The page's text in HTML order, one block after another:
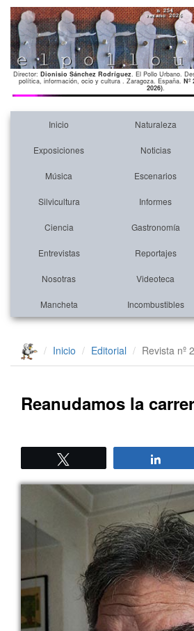
Director: Dionisio Sánchez Rodríguez. El Pollo Urbano.
política, información, ocio y cultura . Zaragoza. España. Nº
2026).
Inicio Naturaleza
Exposiciones Noticias
Música Escenarios
Silvicultura Informes
Ciencia Gastronomía
Entrevistas Reportajes
Nosotras Videoteca
Mancheta Incombustibles
Inicio Editorial Revista nº
Reanudamos la